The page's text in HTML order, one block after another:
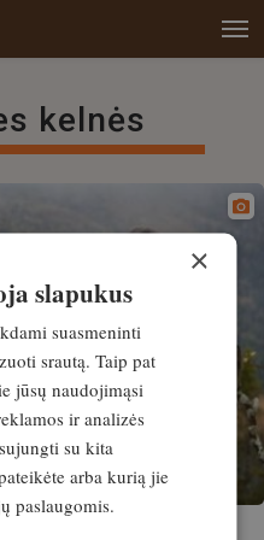
kelnės
×
slapukus
suasmeninti
srautą. Taip pat
jūsų naudojimąsi
ir analizės
su kita
arba kurią jie
paslaugomis.